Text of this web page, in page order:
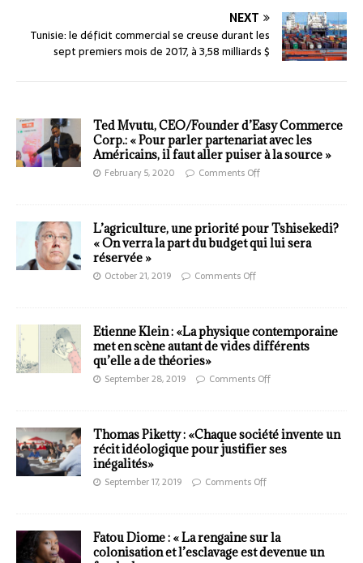
NEXT
Tunisie: le déficit commercial se creuse durant les
sept premiers mois de 2017, à 3,58 milliards $
Ted Mvutu, CEO/Founder d’Easy Commerce
Corp.: « Pour parler partenariat avec les
Américains, il faut aller puiser à la source »
February 5, 2020 Comments Off
L’agriculture, une priorité pour Tshisekedi?
« On verra la part du budget qui lui sera
réservée »
October 21, 2019 Comments Off
Etienne Klein : «La physique contemporaine
met en scène autant de vides différents
qu’elle a de théories»
September 28, 2019 Comments Off
Thomas Piketty : «Chaque société invente un
récit idéologique pour justifier ses
inégalités»
September 17, 2019 Comments Off
Fatou Diome : « La rengaine sur la
colonisation et l’esclavage est devenue un